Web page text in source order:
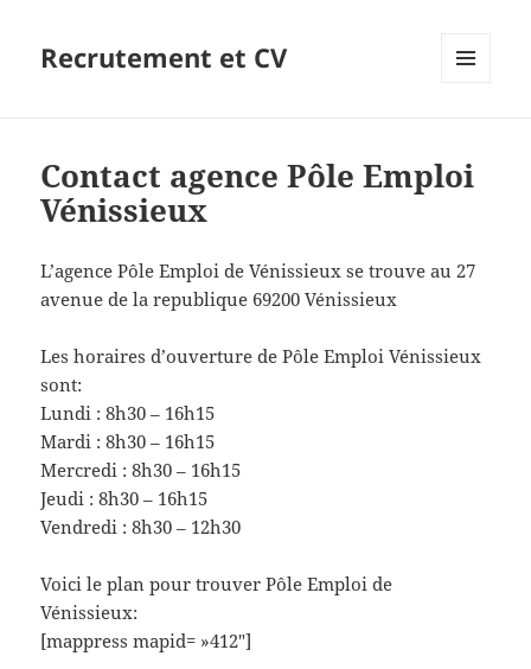
Recrutement et CV
Contact agence Pôle Emploi
Vénissieux
L’agence Pôle Emploi de Vénissieux se trouve au 27
avenue de la republique 69200 Vénissieux
Les horaires d’ouverture de Pôle Emploi Vénissieux
sont:
Lundi : 8h30 – 16h15
Mardi : 8h30 – 16h15
Mercredi : 8h30 – 16h15
Jeudi : 8h30 – 16h15
Vendredi : 8h30 – 12h30
Voici le plan pour trouver Pôle Emploi de
Vénissieux:
[mappress mapid= »412″]